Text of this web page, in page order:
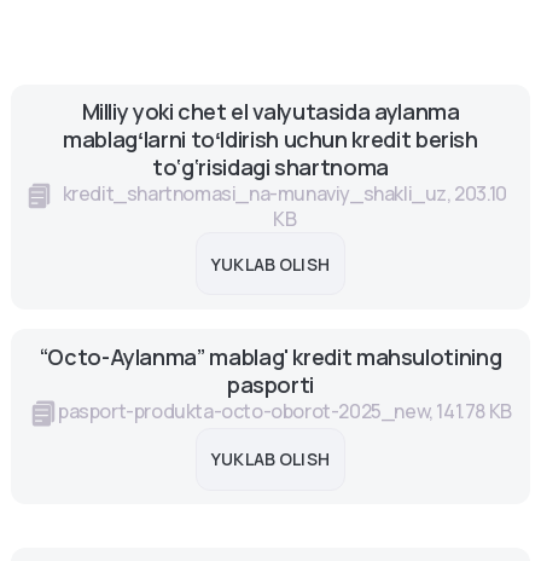
Milliy yoki chet el valyutasida aylanma
mablagʻlarni toʻldirish uchun kredit berish
to‘g‘risidagi shartnoma
kredit_shartnomasi_na-munaviy_shakli_uz, 203.10
KB
YUKLAB OLISH
“Octo-Aylanma” mablag' kredit mahsulotining
pasporti
pasport-produkta-octo-oborot-2025_new, 141.78 KB
YUKLAB OLISH